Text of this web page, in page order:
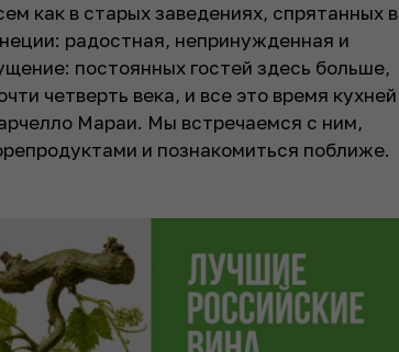
как в старых заведениях, спрятанных в
радостная, непринужденная и
постоянных гостей здесь больше,
четверть века, и все это время кухней
Мараи. Мы встречаемся с ним,
и познакомиться поближе.